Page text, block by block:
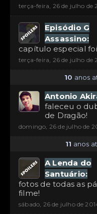
terça-feira, 26 de julho de
Episódio G
Assassino:
capítulo especial
terça-feira, 26 de julho de
10 anos
Antonio
faleceu o
de Dragão!
domingo, 26 de julho de
11 anos
A Lenda do
Santuário:
fotos de todas as
filme!
sábado, 26 de julho de